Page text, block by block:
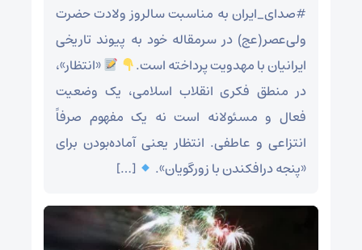
#صدای_ایران به مناسبت سالروز ولادت حضرت
ولی‌عصر(عج) در سرمقاله خود به پیوند تاریخی
ایرانیان با مهدویت پرداخته است.
«انتظار»،
در منطق فکری انقلاب اسلامی، یک وضعیت
فعال و مسئولانه است نه یک مفهوم صرفاً
انتزاعی و عاطفی. انتظار یعنی آماده‌بودن برای
«پنجه درافکندن با زورگویان».
[…]